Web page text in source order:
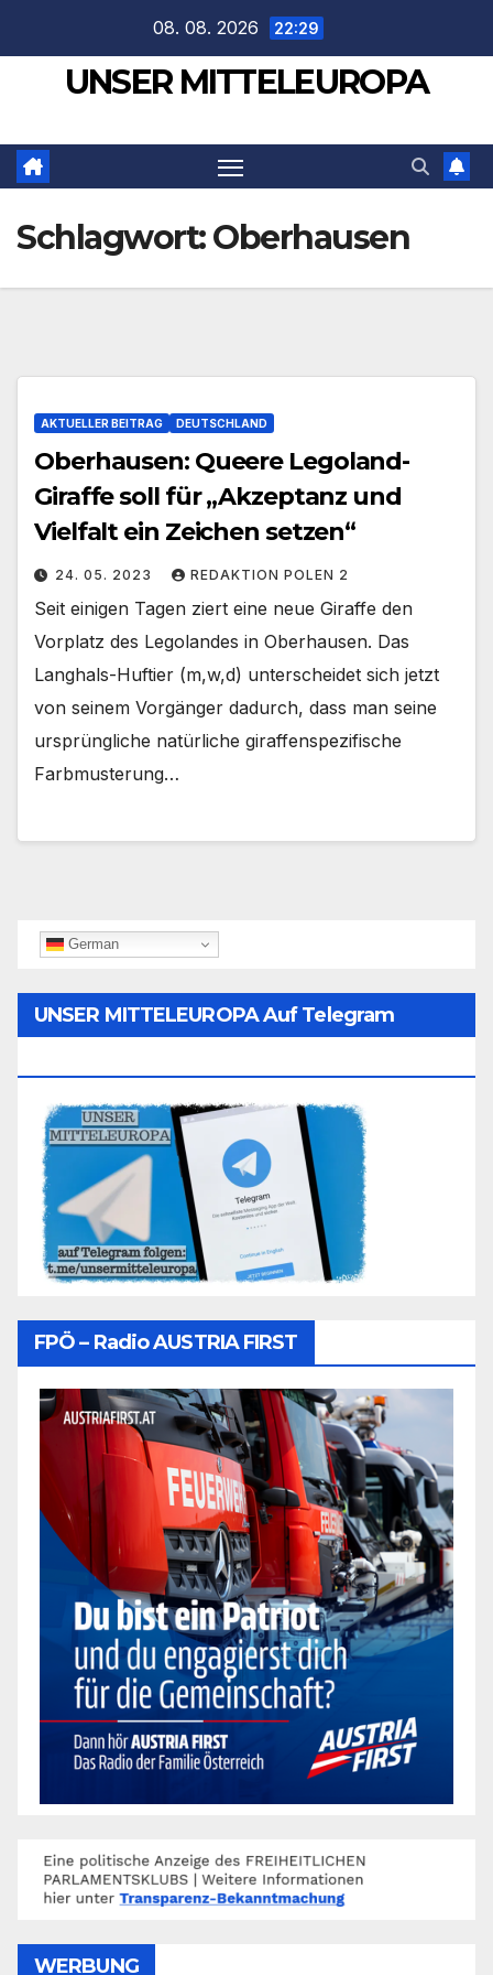
springen
08. 08. 2026 22:29
UNSER MITTELEUROPA
Schlagwort:Oberhausen
AKTUELLER BEITRAG DEUTSCHLAND
Oberhausen: Queere Legoland-
Giraffe soll für „Akzeptanz und
Vielfalt ein Zeichen setzen“
24. 05. 2023 REDAKTION POLEN 2
Seit einigen Tagen ziert eine neue Giraffe den
Vorplatz des Legolandes in Oberhausen. Das
Langhals-Huftier (m,w,d) unterscheidet sich jetzt
von seinem Vorgänger dadurch, dass man seine
ursprüngliche natürliche giraffenspezifische
Farbmusterung…
German
UNSER MITTELEUROPA Auf Telegram
FPÖ – Radio AUSTRIA FIRST
WERBUNG